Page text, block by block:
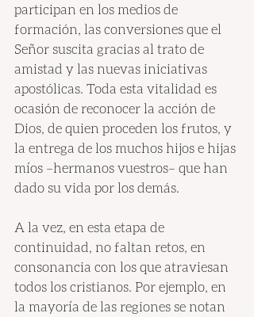
participan en los medios de
formación, las conversiones que el
Señor suscita gracias al trato de
amistad y las nuevas iniciativas
apostólicas. Toda esta vitalidad es
ocasión de reconocer la acción de
Dios, de quien proceden los frutos, y
la entrega de los muchos hijos e hijas
míos –hermanos vuestros– que han
dado su vida por los demás.
A la vez, en esta etapa de
continuidad, no faltan retos, en
consonancia con los que atraviesan
todos los cristianos. Por ejemplo, en
la mayoría de las regiones se notan